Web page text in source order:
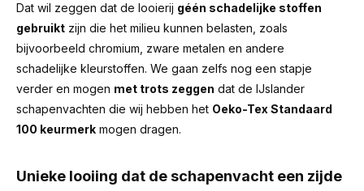
Dat wil zeggen dat de looierij géén schadelijke stoffen
gebruikt zijn die het milieu kunnen belasten, zoals
bijvoorbeeld chromium, zware metalen en andere
schadelijke kleurstoffen. We gaan zelfs nog een stapje
verder en mogen met trots zeggen dat de IJslander
schapenvachten die wij hebben het Oeko-Tex Standaard
100 keurmerk mogen dragen.
Unieke looiing dat de schapenvacht een zijde